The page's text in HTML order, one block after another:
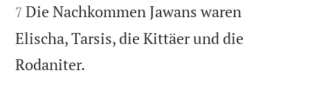
7 Die Nachkommen Jawans waren
Elischa, Tarsis, die Kittäer und die
Rodaniter.